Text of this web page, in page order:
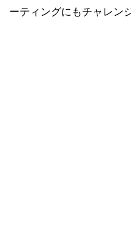
ーティングにもチャレン